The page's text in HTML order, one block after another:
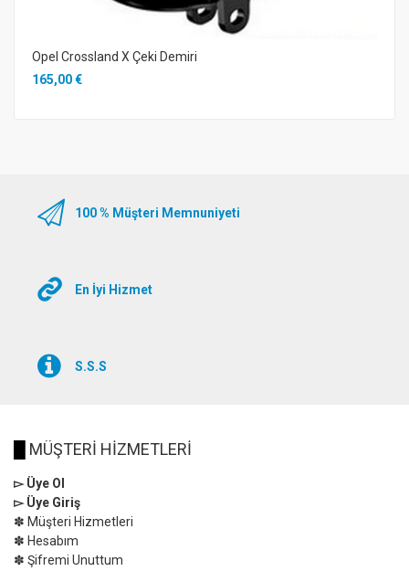
Opel Crossland X Çeki Demiri
165,00 €
100 % Müşteri Memnuniyeti
En İyi Hizmet
S.S.S
MÜŞTERİ HİZMETLERİ
▻ Üye Ol
▻ Üye Giriş
✽ Müşteri Hizmetleri
✽ Hesabım
✽ Şifremi Unuttum